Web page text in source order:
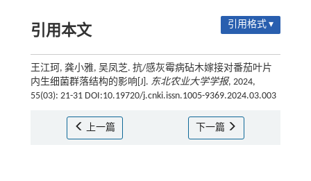
引用本文 引用格式 ▾
王江珂, 龚小雅, 吴凤芝. 抗/感灰霉病砧木嫁接对番茄叶片
内生细菌群落结构的影响[J]. 东北农业大学学报, 2024,
55(03): 21-31 DOI:10.19720/j.cnki.issn.1005-9369.2024.03.003
上一篇 下一篇